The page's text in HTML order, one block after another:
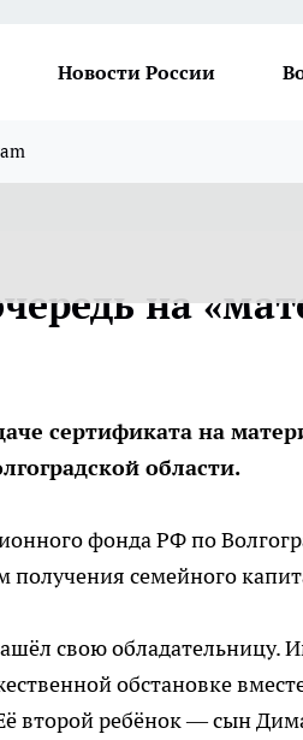
Новости России
на
сертификата на
области.
фонда РФ по
семейного
свою обладательницу.
обстановке
второй ребёнок — сын